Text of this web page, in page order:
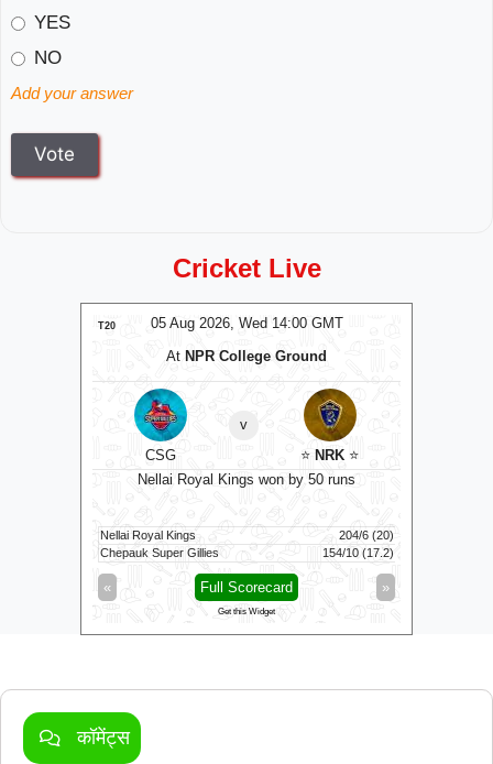
YES
NO
Add your answer
Cricket Live
05 Aug 2026, Wed 14:00 GMT
T20
At NPR College Ground
CSG
v
⭐ NRK ⭐
Nellai Royal Kings won by 50 runs
Nellai Royal Kings
204/6 (20)
Chepauk Super Gillies
154/10 (17.2)
« »
Full Scorecard
Get this Widget
कॉमेंट्स